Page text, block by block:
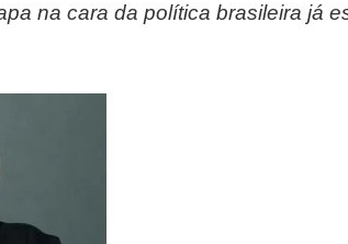
na cara da política brasileira já